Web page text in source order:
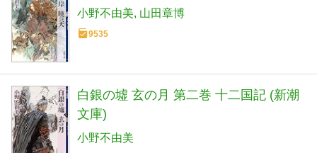
小野不由美 山田章博
9535
白銀の墟 玄の月 第二巻 十二国記 (新潮
文庫)
小野不由美